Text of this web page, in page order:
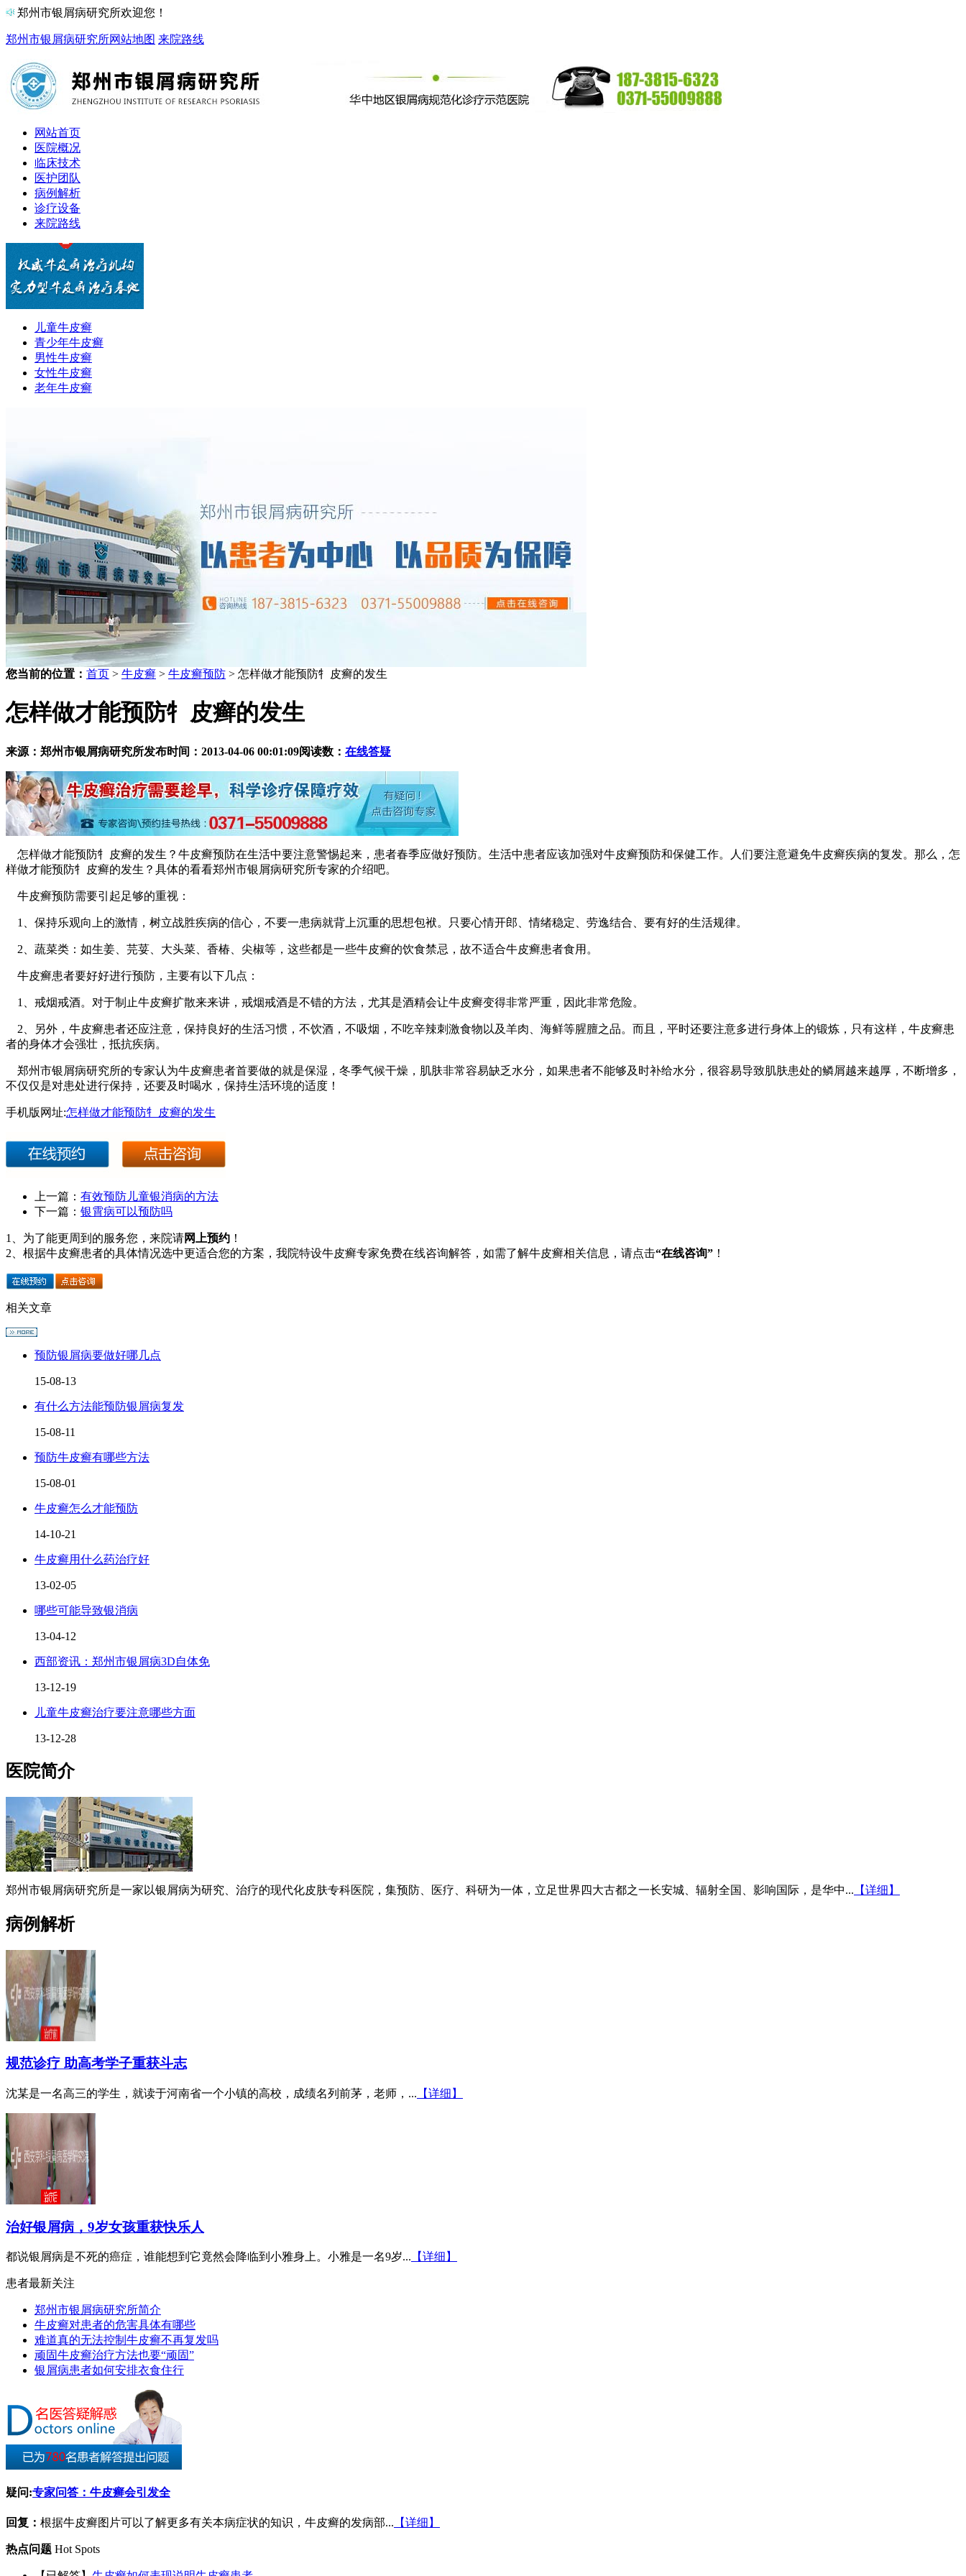
郑州市银屑病研究所欢迎您！
郑州市银屑病研究所网站地图 来院路线
网站首页
医院概况
临床技术
医护团队
病例解析
诊疗设备
来院路线
儿童牛皮癣
青少年牛皮癣
男性牛皮癣
女性牛皮癣
老年牛皮癣
您当前的位置： 首页 > 牛皮癣 > 牛皮癣预防 > 怎样做才能预防牜皮癣的发生
怎样做才能预防牜皮癣的发生
来源：郑州市银屑病研究所发布时间：2013-04-06 00:01:09阅读数： 在线答疑
怎样做才能预防牜皮癣的发生？牛皮癣预防在生活中要注意警惕起来，患者春季应做好预防。生活中患者应该加强对牛皮癣预防和保健工作。人们要注意避免牛皮癣疾病的复发。那么，怎
样做才能预防牜皮癣的发生？具体的看看郑州市银屑病研究所专家的介绍吧。
牛皮癣预防需要引起足够的重视：
1、保持乐观向上的激情，树立战胜疾病的信心，不要一患病就背上沉重的思想包袱。只要心情开郎、情绪稳定、劳逸结合、要有好的生活规律。
2、蔬菜类：如生姜、芫荽、大头菜、香椿、尖椒等，这些都是一些牛皮癣的饮食禁忌，故不适合牛皮癣患者食用。
牛皮癣患者要好好进行预防，主要有以下几点：
1、戒烟戒酒。对于制止牛皮癣扩散来来讲，戒烟戒酒是不错的方法，尤其是酒精会让牛皮癣变得非常严重，因此非常危险。
2、另外，牛皮癣患者还应注意，保持良好的生活习惯，不饮酒，不吸烟，不吃辛辣刺激食物以及羊肉、海鲜等腥膻之品。而且，平时还要注意多进行身体上的锻炼，只有这样，牛皮癣患
者的身体才会强壮，抵抗疾病。
郑州市银屑病研究所的专家认为牛皮癣患者首要做的就是保湿，冬季气候干燥，肌肤非常容易缺乏水分，如果患者不能够及时补给水分，很容易导致肌肤患处的鳞屑越来越厚，不断增多，
不仅仅是对患处进行保持，还要及时喝水，保持生活环境的适度！
手机版网址:怎样做才能预防牜皮癣的发生
上一篇： 有效预防儿童银消病的方法
下一篇： 银霄病可以预防吗
1、为了能更周到的服务您，来院请网上预约 ！
2、根据牛皮癣患者的具体情况选中更适合您的方案，我院特设牛皮癣专家免费在线咨询解答，如需了解牛皮癣相关信息，请点击“在线咨询” ！
相关文章
预防银屑病要做好哪几点
15-08-13
有什么方法能预防银屑病复发
15-08-11
预防牛皮癣有哪些方法
15-08-01
牛皮癣怎么才能预防
14-10-21
牛皮癣用什么药治疗好
13-02-05
哪些可能导致银消病
13-04-12
西部资讯：郑州市银屑病3D自体免
13-12-19
儿童牛皮癣治疗要注意哪些方面
13-12-28
医院简介
郑州市银屑病研究所是一家以银屑病为研究、治疗的现代化皮肤专科医院，集预防、医疗、科研为一体，立足世界四大古都之一长安城、辐射全国、影响国际，是华中... 【详细】
病例解析
规范诊疗 助高考学子重获斗志
沈某是一名高三的学生，就读于河南省一个小镇的高校，成绩名列前茅，老师，... 【详细】
治好银屑病，9岁女孩重获快乐人
都说银屑病是不死的癌症，谁能想到它竟然会降临到小雅身上。小雅是一名9岁... 【详细】
患者最新关注
郑州市银屑病研究所简介
牛皮癣对患者的危害具体有哪些
难道真的无法控制牛皮癣不再复发吗
顽固牛皮癣治疗方法也要“顽固”
银屑病患者如何安排衣食住行
疑问:专家问答：牛皮癣会引发全
回复： 根据牛皮癣图片可以了解更多有关本病症状的知识，牛皮癣的发病部... 【详细】
热点问题 Hot Spots